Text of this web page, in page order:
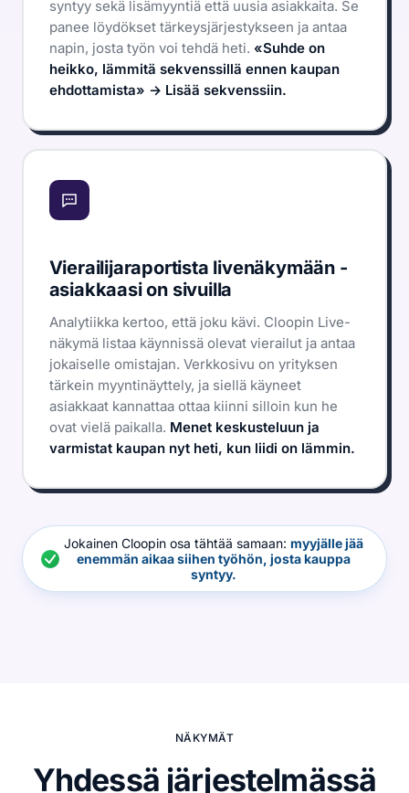
syntyy sekä lisämyyntiä että uusia asiakkaita. Se
panee löydökset tärkeysjärjestykseen ja antaa
napin, josta työn voi tehdä heti. «Suhde on
heikko, lämmitä sekvenssillä ennen kaupan
ehdottamista» → Lisää sekvenssiin.
Vierailijaraportista livenäkymään -
asiakkaasi on sivuilla
Analytiikka kertoo, että joku kävi. Cloopin Live-
näkymä listaa käynnissä olevat vierailut ja antaa
jokaiselle omistajan. Verkkosivu on yrityksen
tärkein myyntinäyttely, ja siellä käyneet
asiakkaat kannattaa ottaa kiinni silloin kun he
ovat vielä paikalla. Menet keskusteluun ja
varmistat kaupan nyt heti, kun liidi on lämmin.
Jokainen Cloopin osa tähtää samaan: myyjälle jää
enemmän aikaa siihen työhön, josta kauppa
syntyy.
NÄKYMÄT
Yhdessä järjestelmässä